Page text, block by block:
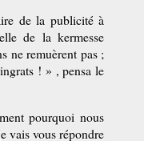
de la publicité à
de la kermesse
ne remuèrent pas ;
! » , pensa le
pourquoi nous
vais vous répondre